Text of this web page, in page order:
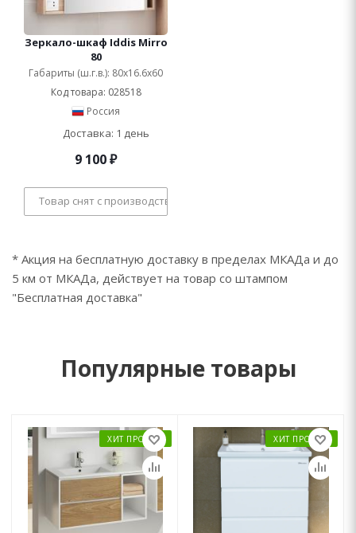
Зеркало-шкаф Iddis Mirro
80
Габариты (ш.г.в.): 80x16.6x60
Код товара: 028518
Россия
Доставка: 1 день
9 100₽
Товар снят с производства
* Акция на бесплатную доставку в пределах МКАДа и до
5 км от МКАДа, действует на товар со штампом
"Бесплатная доставка"
Популярные товары
ХИТ ПРОДАЖ ХИТ ПРОДАЖ